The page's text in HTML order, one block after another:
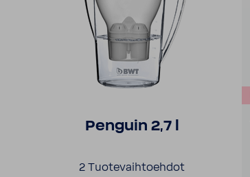
Penguin 2,7 l
2 Tuotevaihtoehdot